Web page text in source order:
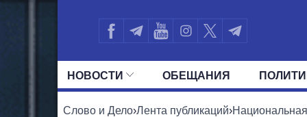
НОВОСТИ ОБЕЩАНИЯ
ВСЕ ПОЛИТИКИ ПРЕЗИДЕНТ И
Слово и Дело›Лента публикаций›